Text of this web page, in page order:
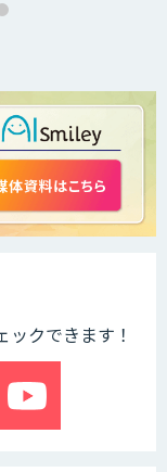
クできます！